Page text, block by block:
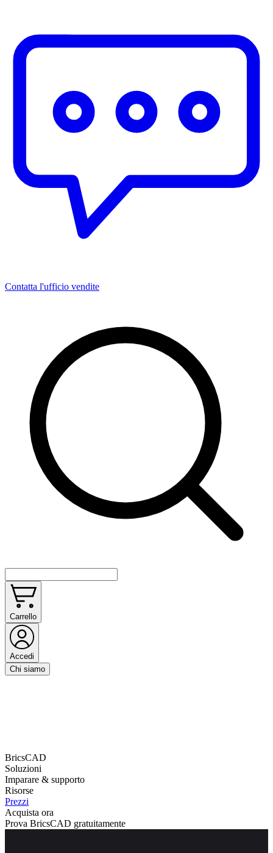
Contatta l'ufficio vendite
Carrello
Accedi
Chi siamo
BricsCAD
Soluzioni
Imparare & supporto
Risorse
Prezzi
Acquista ora
Prova BricsCAD gratuitamente